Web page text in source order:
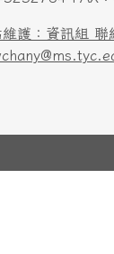
維護：資訊組 聯